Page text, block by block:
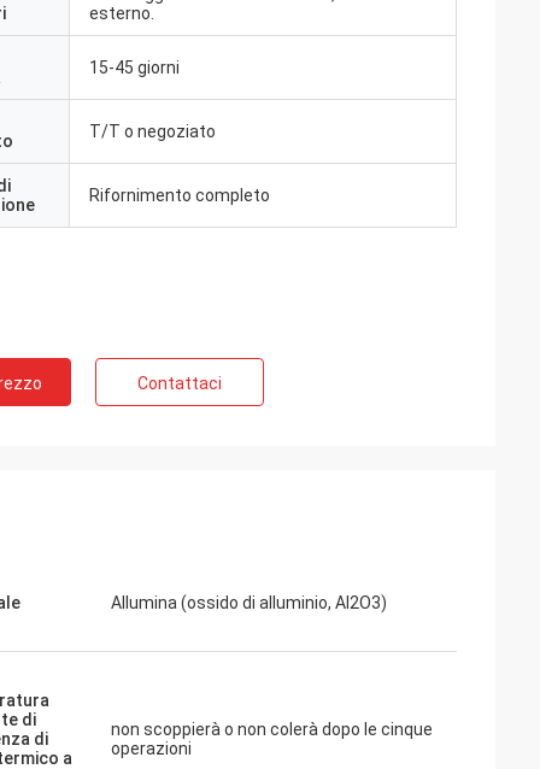
esterno.
15-45 giorni
T/T o negoziato
Rifornimento completo
Contattaci
Allumina (ossido di alluminio, Al2O3)
di
di
a
non scoppierà o non colerà dopo le cinque
operazioni